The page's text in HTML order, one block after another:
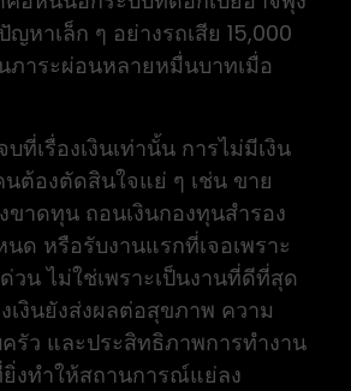
ญหาเล็ก ๆ อย่างรถเสีย 15,000
ภาระผ่อนหลายหมื่นบาทเมื่อ
ที่เรื่องเงินเท่านั้น การไม่มีเงิน
นต้องตัดสินใจแย่ ๆ เช่น ขาย
ขาดทุน ถอนเงินกองทุนสำรอง
ด หรือรับงานแรกที่เจอเพราะ
วน ไม่ใช่เพราะเป็นงานที่ดีที่สุด
เงินยังส่งผลต่อสุขภาพ ความ
รัว และประสิทธิภาพการทำงาน
ยิ่งทำให้สถานการณ์แย่ลง